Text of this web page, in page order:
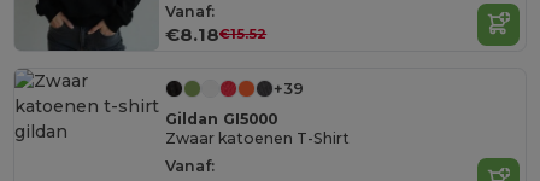
Vanaf:
€8.18€15.52
+39
Gildan GI5000
Zwaar katoenen T-Shirt
Vanaf: